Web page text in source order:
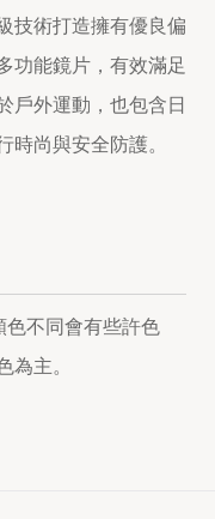
技術打造擁有優良偏
功能鏡片，有效滿足
戶外運動，也包含日
尚與安全防護。
不同會有些許色
為主。